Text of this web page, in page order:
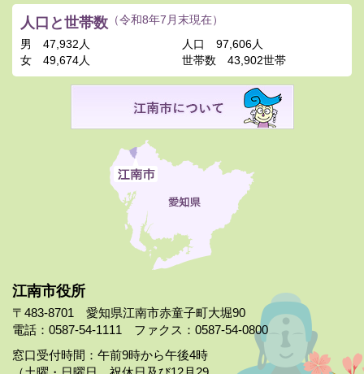
江南市役所
〒483-8701 愛知県江南市赤童子町大堀90
電話：0587-54-1111 ファクス：0587-54-0800
窓口受付時間：午前9時から午後4時
人口と世帯数 （令和8年7月末現在）
男
47,932人
女
49,674人
人口
97,606人
世帯数
43,902世帯